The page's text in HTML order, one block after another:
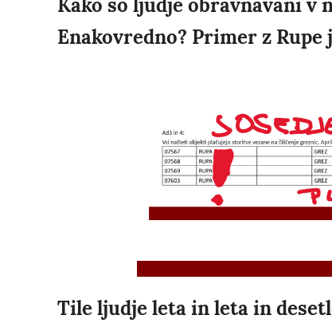
Kako so ljudje obravnavani v
Enakovredno? Primer z Rupe
Tile ljudje leta in leta in